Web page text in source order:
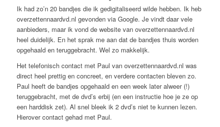
Ik had zo’n 20 bandjes die ik gedigitaliseerd wilde hebben. Ik heb
overzettennaardvd.nl gevonden via Google. Je vindt daar vele
aanbieders, maar ik vond de website van overzettennaardvd.nl
heel duidelijk. En het sprak me aan dat de bandjes thuis worden
opgehaald en teruggebracht. Wel zo makkelijk.
Het telefonisch contact met Paul van overzettennaardvd.nl was
direct heel prettig en concreet, en verdere contacten bleven zo.
Paul heeft de bandjes opgehaald en een week later alweer (!)
teruggebracht, met de dvd’s erbij (en een instructie hoe je ze op
een harddisk zet). Al snel bleek ik 2 dvd’s niet te kunnen lezen.
Hierover contact gehad met Paul.